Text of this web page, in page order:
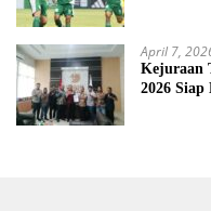
April 7,
Kejuraan
2026 Siap